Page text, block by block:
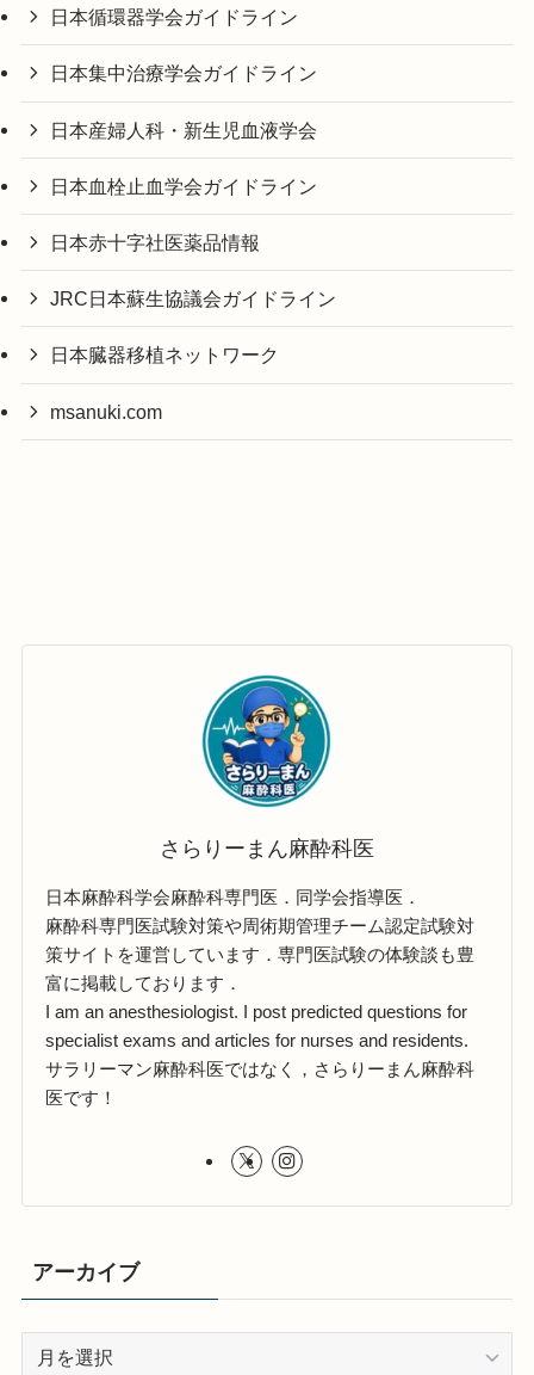
日本循環器学会ガイドライン
日本集中治療学会ガイドライン
日本産婦人科・新生児血液学会
日本血栓止血学会ガイドライン
日本赤十字社医薬品情報
JRC日本蘇生協議会ガイドライン
日本臓器移植ネットワーク
msanuki.com
さらりーまん麻酔科医
日本麻酔科学会麻酔科専門医．同学会指導医．
麻酔科専門医試験対策や周術期管理チーム認定試験対
策サイトを運営しています．専門医試験の体験談も豊
富に掲載しております．
I am an anesthesiologist. I post predicted questions for
specialist exams and articles for nurses and residents.
サラリーマン麻酔科医ではなく，さらりーまん麻酔科
医です！
アーカイブ